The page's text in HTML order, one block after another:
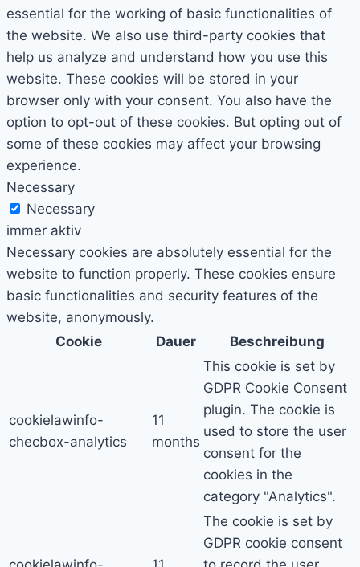
essential for the working of basic functionalities of
the website. We also use third-party cookies that
help us analyze and understand how you use this
website. These cookies will be stored in your
browser only with your consent. You also have the
option to opt-out of these cookies. But opting out of
some of these cookies may affect your browsing
experience.
Necessary
Necessary
immer aktiv
Necessary cookies are absolutely essential for the
website to function properly. These cookies ensure
basic functionalities and security features of the
website, anonymously.
Cookie
Dauer Beschreibung
cookielawinfo-
checbox-analytics
11
months
This cookie is set by
GDPR Cookie Consent
plugin. The cookie is
used to store the user
consent for the
cookies in the
category "Analytics".
The cookie is set by
GDPR cookie consent